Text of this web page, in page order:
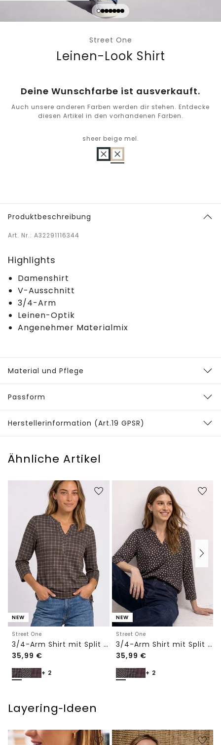
Street One
Leinen-Look Shirt
Deine Wunschfarbe ist ausverkauft.
Auch unsere anderen Farben werden dir stehen. Entdecke
diesen Artikel in den vorhandenen Farben.
sheer beige mel.
Produktbeschreibung
Art. Nr.: A32291116344
Highlights
Damenshirt
V-Ausschnitt
3/4-Arm
Leinen-Optik
Angenehmer Materialmix
Material und Pflege
Passform
Herstellerinformation (Art.19 GPSR)
Ähnliche Artikel
NEW
Street One
3/4-Arm Shirt mit Split Neck und Print
35,99 €
+ 2
NEW
Street One
3/4-Arm Shirt mit Split Neck und Print
35,99 €
+ 2
Layering‑Ideen